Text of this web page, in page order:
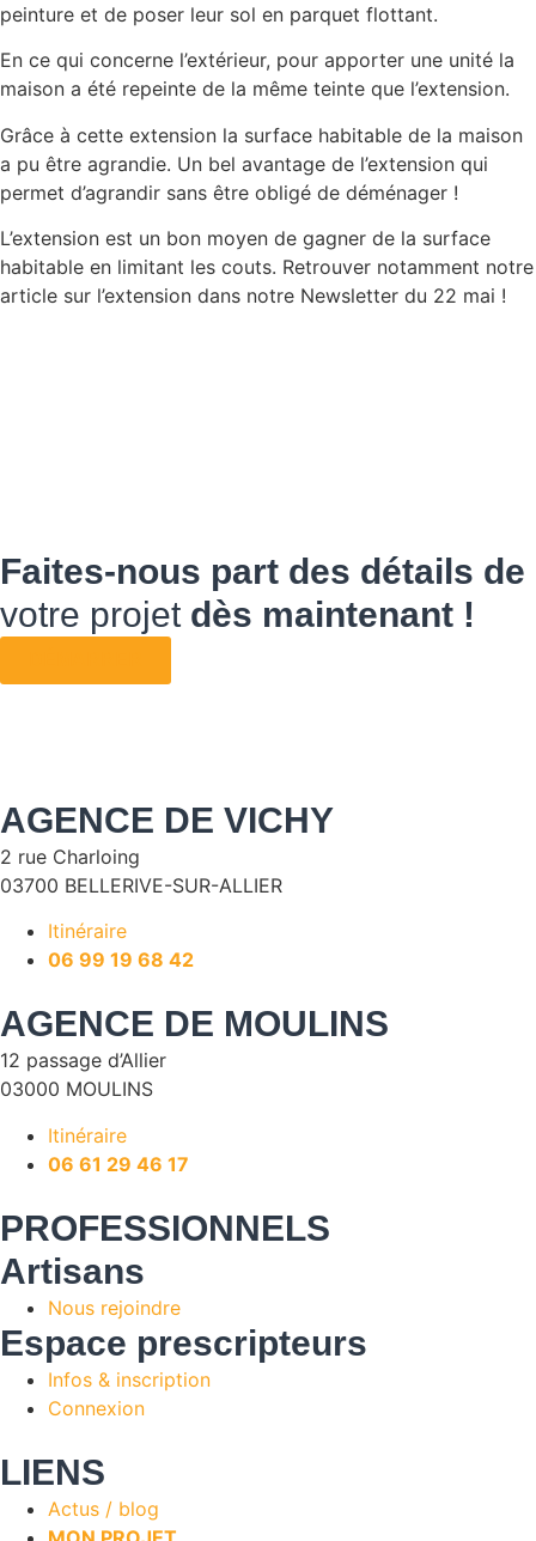
peinture et de poser leur sol en parquet flottant.
En ce qui concerne l’extérieur, pour apporter une unité la
maison a été repeinte de la même teinte que l’extension.
Grâce à cette extension la surface habitable de la maison
a pu être agrandie. Un bel avantage de l’extension qui
permet d’agrandir sans être obligé de déménager !
L’extension est un bon moyen de gagner de la surface
habitable en limitant les couts. Retrouver notamment notre
article sur l’extension dans notre Newsletter du 22 mai !
Faites-nous part des détails de
votre projet dès maintenant !
AGENCE DE VICHY
2 rue Charloing
03700 BELLERIVE-SUR-ALLIER
Itinéraire
06 99 19 68 42
AGENCE DE MOULINS
12 passage d’Allier
03000 MOULINS
Itinéraire
06 61 29 46 17
PROFESSIONNELS
Artisans
Nous rejoindre
Espace prescripteurs
Infos & inscription
Connexion
LIENS
Actus / blog